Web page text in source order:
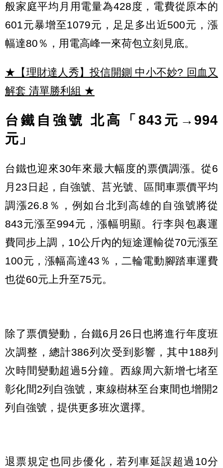
般家庭平均月用電量為428度，電費從原本的
601元暴增至1079元，足足多出近500元，漲
幅達80％，用電高峰一來荷包立刻見底。
★【理財達人秀】投信開鍘 中小不妙? 回血又
解套 清單勝利組 ★
台鐵自強號北高
「843元→994
元」
台鐵也迎來30年來最大幅度的票價調漲。從6
月23日起，自強號、莒光號、區間車票價平均
調漲26.8％，例如台北到高雄的自強號將從
843元漲至994元，漲幅明顯。行李與包裹運
費同步上調，10公斤內的短途運輸從70元漲至
100元，漲幅高達43％，二輪電動腳踏車運費
也從60元上升至75元。
除了票價變動，台鐵6月26日也將進行年度班
次調整，總計386列次受到影響，其中188列
次時間變動超過5分鐘。西線周六新增七堵至
彰化間2列自強號，東線樹林至台東間也增開2
列自強號，提供更多班次選擇。
退票規定也同步優化，若列車延誤超過10分